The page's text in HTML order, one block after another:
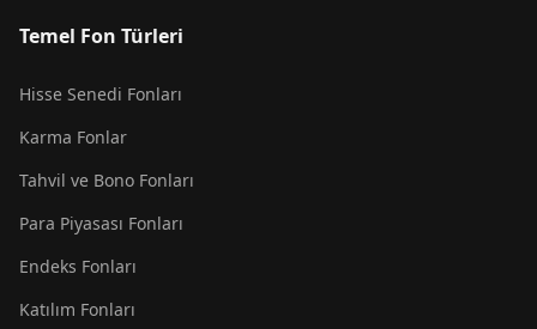
Temel Fon Türleri
Hisse Senedi Fonları
Karma Fonlar
Tahvil ve Bono Fonları
Para Piyasası Fonları
Endeks Fonları
Katılım Fonları